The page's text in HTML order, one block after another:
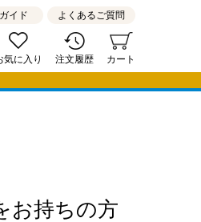
イド よくあるご質問
気に入り 注文履歴 カート
お持ちの方